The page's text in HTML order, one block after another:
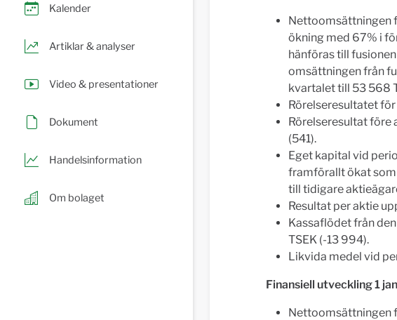
Kalender
Artiklar & analyser
Video & presentationer
Dokument
Handelsinformation
Om bolaget
Nettoomsättningen
ökning med 67% i
hänföras till
omsättningen från
kvartalet till 53 568
Rörelseresultatet för
Rörelseresultat före
(541).
Eget kapital vid
framförallt ökat
till tidigare
Resultat per aktie
Kassaflödet från
TSEK (-13 994).
Likvida medel vid
Finansiell utveckling 1
Nettoomsättningen